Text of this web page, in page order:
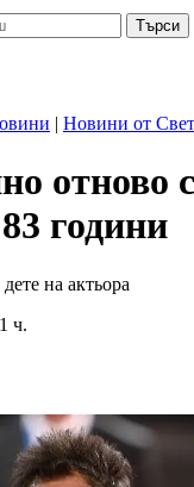
| Новини от
отново
години
на актьора
ч.